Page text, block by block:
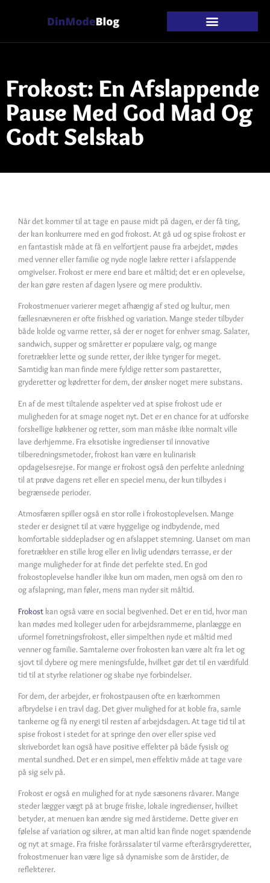
Frokost: En Afslappende
Pause Med God Mad Og
Godt Selskab
Når det kommer til at tage en pause midt på dagen, er der få ting,
der kan konkurrere med en god frokost. At gå ud og spise frokost er
en fantastisk måde at få en velfortjent pause fra arbejdet, mødes
med venner eller familie og nyde nogle lækre retter i afslappende
omgivelser. Frokost er mere end bare et måltid; det er en oplevelse,
der kan gøre resten af dagen lysere og mere produktiv.
Frokostmenuer varierer meget afhængig af sted og kultur, men
fællesnævneren er ofte friskhed og variation. Mange steder tilbyder
både kolde og varme retter, så der er noget for enhver smag. Salater,
sandwich, supper og småretter er populære valg, og mange
foretrækker lette og sunde retter, der ikke tynger for meget.
Samtidig kan man finde mere fyldige retter som pastaretter,
gryderetter og kødretter for dem, der ønsker noget mere substans.
En af de mest tiltalende aspekter ved at spise frokost ude er
muligheden for at smage noget nyt. Det er en chance for at udforske
forskellige køkkener og retter, som man måske ikke normalt ville
lave derhjemme. Fra eksotiske ingredienser til innovative
tilberedningsmetoder, frokost kan være en kulinarisk
opdagelsesrejse. For mange er frokost også den perfekte anledning
til at prøve dagens ret eller en speciel menu, der kun tilbydes i
begrænsede perioder.
Atmosfæren spiller også en stor rolle i frokostoplevelsen. Mange
steder er designet til at være hyggelige og indbydende, med
komfortable siddepladser og en afslappet stemning. Uanset om man
foretrækker en stille krog eller en livlig udendørs terrasse, er der
mange muligheder for at finde det perfekte sted. En god
frokostoplevelse handler ikke kun om maden, men også om den ro
og afslapning, man føler, mens man nyder sit måltid.
Frokost kan også være en social begivenhed. Det er en tid, hvor man
kan mødes med kolleger uden for arbejdsrammerne, planlægge en
uformel forretningsfrokost, eller simpelthen nyde et måltid med
venner og familie. Samtalerne over frokosten kan være alt fra let og
sjovt til dybere og mere meningsfulde, hvilket gør det til en værdifuld
tid til at styrke relationer og skabe nye forbindelser.
For dem, der arbejder, er frokostpausen ofte en kærkommen
afbrydelse i en travl dag. Det giver mulighed for at koble fra, samle
tankerne og få ny energi til resten af arbejdsdagen. At tage tid til at
spise frokost i stedet for at springe den over eller spise ved
skrivebordet kan også have positive effekter på både fysisk og
mental sundhed. Det er en simpel, men effektiv måde at tage vare
på sig selv på.
Frokost er også en mulighed for at nyde sæsonens råvarer. Mange
steder lægger vægt på at bruge friske, lokale ingredienser, hvilket
betyder, at menuen kan ændre sig med årstiderne. Dette giver en
følelse af variation og sikrer, at man altid kan finde noget spændende
og nyt at smage. Fra friske forårssalater til varme efterårsgryderetter,
frokostmenuer kan være lige så dynamiske som de årstider, de
reflekterer.